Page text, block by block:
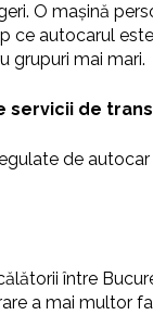
O mașină
ce autocarul
grupuri mai mari.
servicii de
de
între
a mai multor